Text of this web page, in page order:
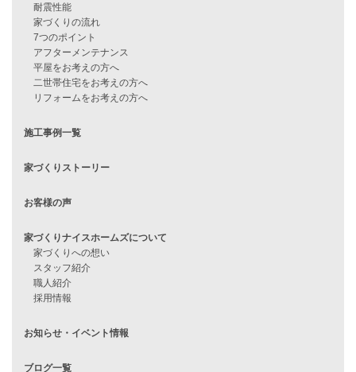
見学会情報
住宅ローン審査に落ちた方・
住宅ローンのよくある質問
WOOD BOX
自由設計注文住宅
ハピネスシリーズ
Smart2030
シンプルな平屋
家づくりナイスホームズの家づくり